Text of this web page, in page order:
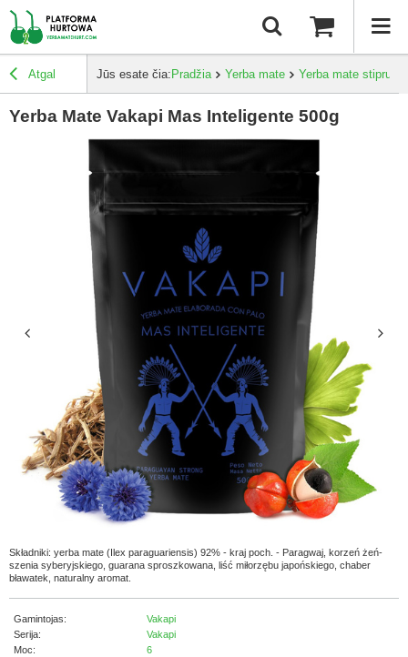
Atgal Jūs esate čia: Pradžia Yerba mate Yerba mate
Yerba Mate Vakapi Mas Inteligente 500g
Składniki: yerba mate (Ilex paraguariensis) 92% - kraj poch. - Paragwaj, korzeń żeń-
szenia syberyjskiego, guarana sproszkowana, liść miłorzębu japońskiego, chaber
bławatek, naturalny aromat.
Gamintojas:
Vakapi
Serija:
Vakapi
Moc:
6